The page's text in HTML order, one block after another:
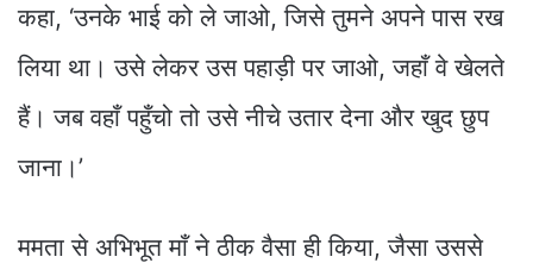
कहा, ‘उनके भाई को ले जाओ, जिसे तुमने अपने पास रख
लिया था। उसे लेकर उस पहाड़ी पर जाओ, जहाँ वे खेलते
हैं। जब वहाँ पहुँचो तो उसे नीचे उतार देना और खुद छुप
जाना।’
ममता से अभिभूत माँ ने ठीक वैसा ही किया, जैसा उससे